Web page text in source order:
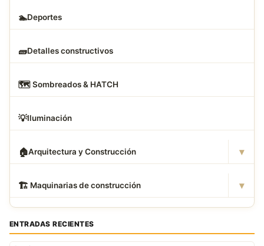
🏊Deportes
🧱Detalles constructivos
🗺️ Sombreados & HATCH
💡Iluminación
🏠Arquitectura y Construcción ▾
🏗 ️ Maquinarias de construcción ▾
ENTRADAS RECIENTES